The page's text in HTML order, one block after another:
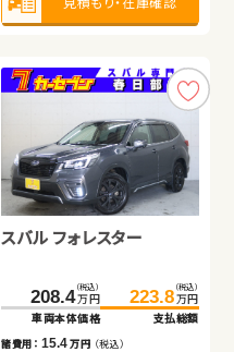
スバル フォレスター
208.4 （税込）
万円
車両本体価格
223.8 （税込）
万円
支払総額
諸費用： 15.4万円 （税込）
トヨタ アクア
240.2（税込）
万円
諸費用：12.3万円（税込）
あり
年式 2025年 走行
トヨタ プリウス
47.3（税込）
万円
諸費用：12.4万円（税込）
あり
年式 2010年 走行